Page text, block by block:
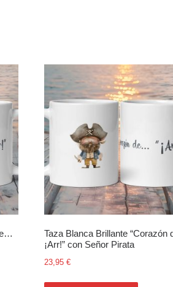
Taza Blanca Brillante “Corazón
¡Arr!” con Señor Pirata
23,95 €